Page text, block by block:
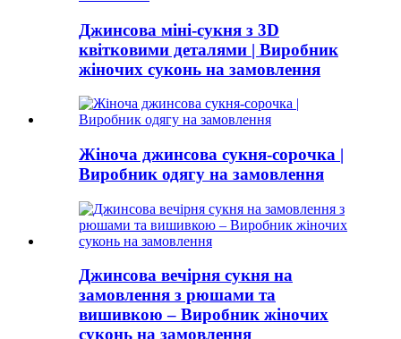
Джинсова міні-сукня з 3D
квітковими деталями | Виробник
жіночих суконь на замовлення
Жіноча джинсова сукня-сорочка |
Виробник одягу на замовлення
Джинсова вечірня сукня на
замовлення з рюшами та
вишивкою – Виробник жіночих
суконь на замовлення